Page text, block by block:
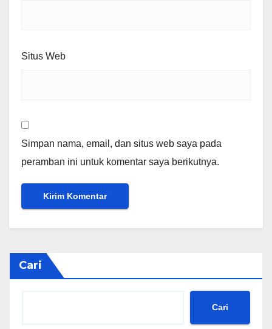
Situs Web
Simpan nama, email, dan situs web saya pada
peramban ini untuk komentar saya berikutnya.
Cari
Cari